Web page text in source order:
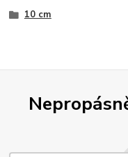
10 cm